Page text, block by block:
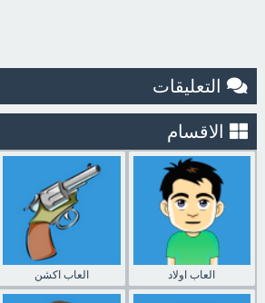
التعليقات
الاقسام
العاب اكشن العاب اولاد